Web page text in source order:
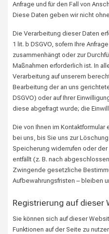
Anfrage und für den Fall von
Diese Daten geben wir nicht
Die Verarbeitung dieser Daten
1 lit. b DSGVO, sofern Ihre
zusammenhängt oder zur
Maßnahmen erforderlich ist. In
Verarbeitung auf unserem
Bearbeitung der an uns
DSGVO) oder auf Ihrer
diese abgefragt wurde; die
Die von Ihnen im
bei uns, bis Sie uns zur
Speicherung widerrufen oder
entfällt (z. B. nach
Zwingende gesetzliche
Aufbewahrungsfristen – bleiben
Registrierung auf dieser
Sie können sich auf dieser
Funktionen auf der Seite zu